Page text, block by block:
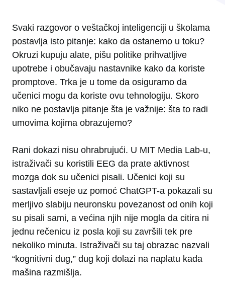
Svaki razgovor o veštačkoj inteligenciji u školama
postavlja isto pitanje: kako da ostanemo u toku?
Okruzi kupuju alate, pišu politike prihvatljive
upotrebe i obučavaju nastavnike kako da koriste
promptove. Trka je u tome da osiguramo da
učenici mogu da koriste ovu tehnologiju. Skoro
niko ne postavlja pitanje šta je važnije: šta to radi
umovima kojima obrazujemo?
Rani dokazi nisu ohrabrujući. U MIT Media Lab-u,
istraživači su koristili EEG da prate aktivnost
mozga dok su učenici pisali. Učenici koji su
sastavljali eseje uz pomoć ChatGPT-a pokazali su
merljivo slabiju neuronsku povezanost od onih koji
su pisali sami, a većina njih nije mogla da citira ni
jednu rečenicu iz posla koji su završili tek pre
nekoliko minuta. Istraživači su taj obrazac nazvali
“kognitivni dug,” dug koji dolazi na naplatu kada
mašina razmišlja.